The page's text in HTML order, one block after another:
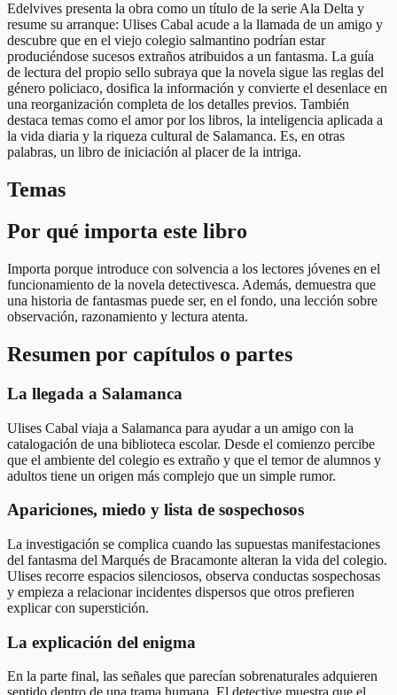
Edelvives presenta la obra como un título de la serie Ala Delta y
resume su arranque: Ulises Cabal acude a la llamada de un amigo y
descubre que en el viejo colegio salmantino podrían estar
produciéndose sucesos extraños atribuidos a un fantasma. La guía
de lectura del propio sello subraya que la novela sigue las reglas del
género policiaco, dosifica la información y convierte el desenlace en
una reorganización completa de los detalles previos. También
destaca temas como el amor por los libros, la inteligencia aplicada a
la vida diaria y la riqueza cultural de Salamanca. Es, en otras
palabras, un libro de iniciación al placer de la intriga.
Temas
Por qué importa este libro
Importa porque introduce con solvencia a los lectores jóvenes en el
funcionamiento de la novela detectivesca. Además, demuestra que
una historia de fantasmas puede ser, en el fondo, una lección sobre
observación, razonamiento y lectura atenta.
Resumen por capítulos o partes
La llegada a Salamanca
Ulises Cabal viaja a Salamanca para ayudar a un amigo con la
catalogación de una biblioteca escolar. Desde el comienzo percibe
que el ambiente del colegio es extraño y que el temor de alumnos y
adultos tiene un origen más complejo que un simple rumor.
Apariciones, miedo y lista de sospechosos
La investigación se complica cuando las supuestas manifestaciones
del fantasma del Marqués de Bracamonte alteran la vida del colegio.
Ulises recorre espacios silenciosos, observa conductas sospechosas
y empieza a relacionar incidentes dispersos que otros prefieren
explicar con superstición.
La explicación del enigma
En la parte final, las señales que parecían sobrenaturales adquieren